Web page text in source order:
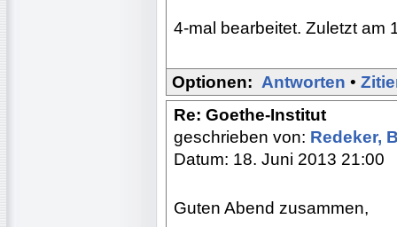
4-mal bearbeitet. Zuletzt am
Optionen: Antworten •
Re: Goethe-Institut
geschrieben von: Redeker,
Datum: 18. Juni 2013 21:00
Guten Abend zusammen,